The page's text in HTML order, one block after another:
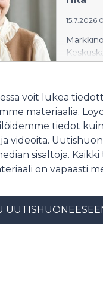
voivat
15.7.2026
lukien.
kuluvan
voit lukea
materiaalia.
tiedot kuin
videoita.
sisältöjä.
on vapaasti